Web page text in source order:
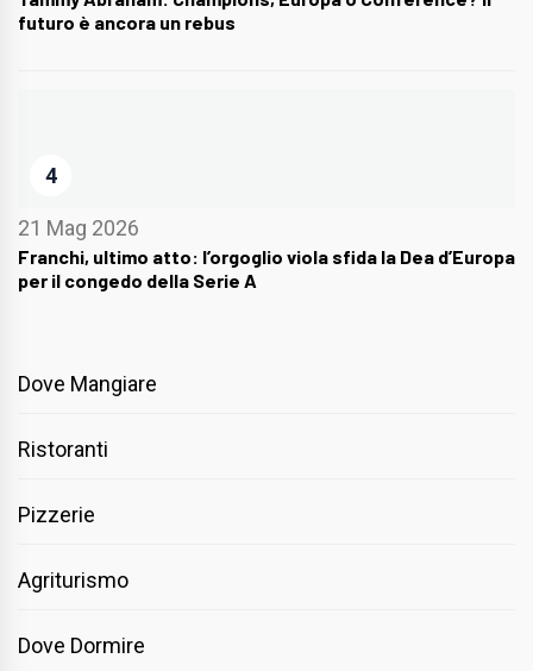
futuro è ancora un rebus
4
21 Mag 2026
Franchi, ultimo atto: l’orgoglio viola sfida la Dea d’Europa
per il congedo della Serie A
Dove Mangiare
Ristoranti
Pizzerie
Agriturismo
Dove Dormire